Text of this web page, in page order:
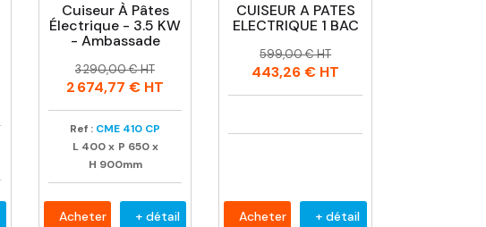
Cuiseur À Pâtes
Électrique - 3.5 KW
- Ambassade
Prix
Prix
habituel
3 290,00 € HT
2 674,77 € HT
Ref : CME 410 CP
L 400 x P 650 x
H 900mm
Acheter + détail
CUISEUR A PATES
ELECTRIQUE 1 BAC
Prix
Prix
habituel
599,00 € HT
443,26 € HT
Acheter + détail